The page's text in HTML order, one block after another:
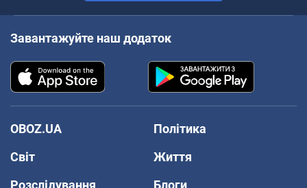
Завантажуйте наш додаток
OBOZ.UA
Політика
Світ
Життя